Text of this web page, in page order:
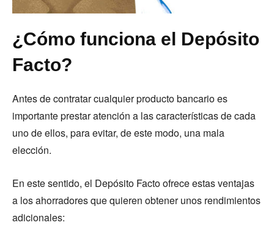
¿Cómo funciona el Depósito
Facto?
Antes de contratar cualquier producto bancario es
importante prestar atención a las características de cada
uno de ellos, para evitar, de este modo, una mala
elección.
En este sentido, el Depósito Facto ofrece estas ventajas
a los ahorradores que quieren obtener unos rendimientos
adicionales: